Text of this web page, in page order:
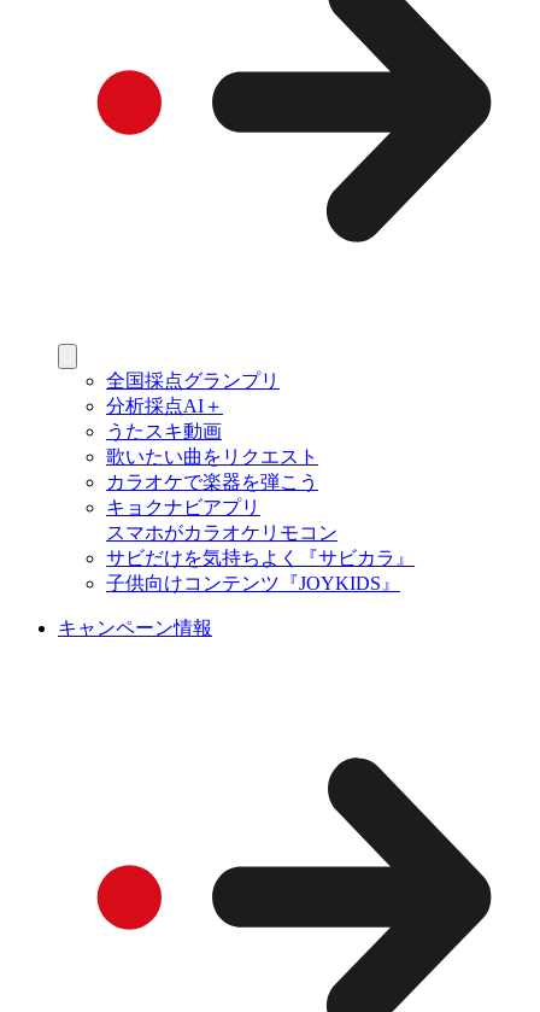
全国採点グランプリ
分析採点AI＋
うたスキ動画
歌いたい曲をリクエスト
カラオケで楽器を弾こう
キョクナビアプリ
スマホがカラオケリモコン
サビだけを気持ちよく『サビカラ』
子供向けコンテンツ『JOYKIDS』
キャンペーン情報